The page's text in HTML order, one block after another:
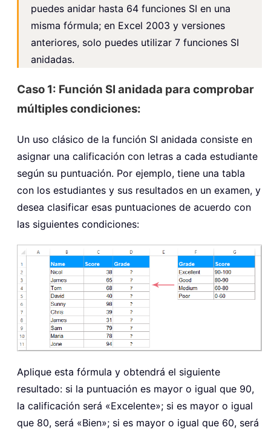
puedes anidar hasta 64 funciones SI en una
misma fórmula; en Excel 2003 y versiones
anteriores, solo puedes utilizar 7 funciones SI
anidadas.
Caso 1: Función SI anidada para comprobar
múltiples condiciones:
Un uso clásico de la función SI anidada consiste en
asignar una calificación con letras a cada estudiante
según su puntuación. Por ejemplo, tiene una tabla
con los estudiantes y sus resultados en un examen, y
desea clasificar esas puntuaciones de acuerdo con
las siguientes condiciones:
Aplique esta fórmula y obtendrá el siguiente
resultado: si la puntuación es mayor o igual que 90,
la calificación será «Excelente»; si es mayor o igual
que 80, será «Bien»; si es mayor o igual que 60, será